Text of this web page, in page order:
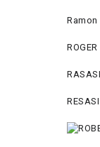
RASASI
RESASI